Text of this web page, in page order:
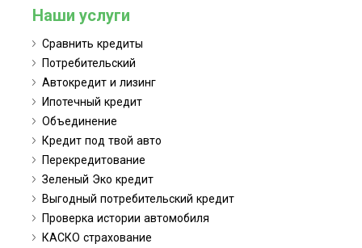
Наши услуги
Сравнить кредиты
Потребительский
Автокредит и лизинг
Ипотечный кредит
Объединение
Кредит под твой авто
Перекредитование
Зеленый Эко кредит
Выгодный потребительский кредит
Проверка истории автомобиля
КАСКО страхование